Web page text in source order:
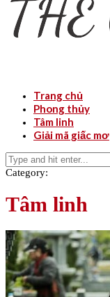
Trang chủ
Phong thủy
Tâm linh
Giải mã giấc mơ
Category:
Tâm linh